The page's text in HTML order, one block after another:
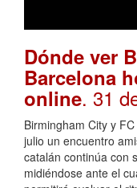
Dónde ver
Barcelona
online. 31
Birmingham City y
julio un encuentro
catalán continúa con
midiéndose ante el